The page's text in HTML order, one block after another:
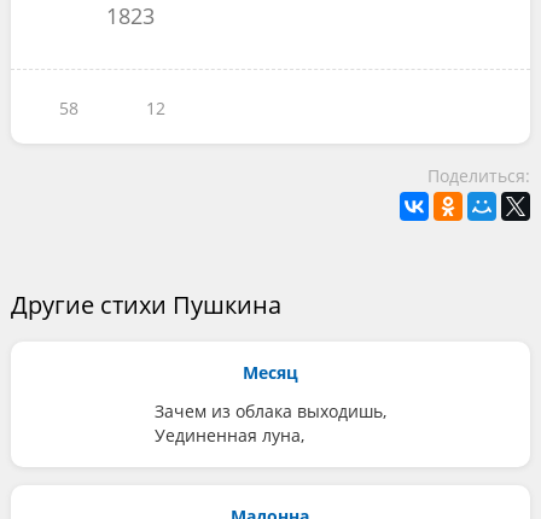
1823
58 12
Поделиться:
Другие стихи Пушкина
Месяц
Зачем из облака выходишь,
Уединенная луна,